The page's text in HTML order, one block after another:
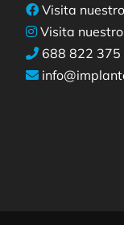
Visita
Visita
688 822 375